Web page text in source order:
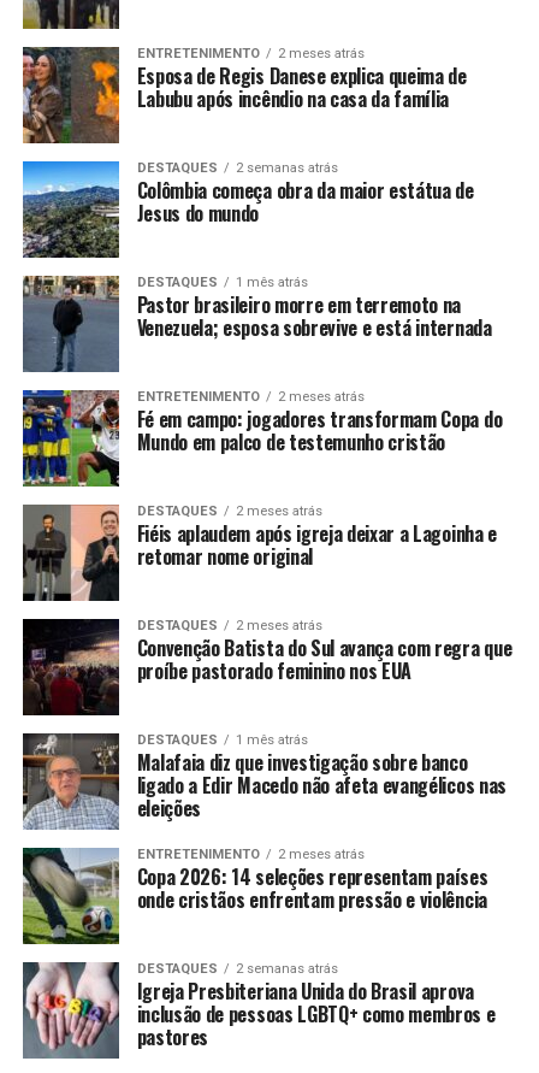
ENTRETENIMENTO 2 meses atrás
Esposa de Regis Danese explica queima de
Labubu após incêndio na casa da família
DESTAQUES 2 semanas atrás
Colômbia começa obra da maior estátua de
Jesus do mundo
DESTAQUES 1 mês atrás
Pastor brasileiro morre em terremoto na
Venezuela; esposa sobrevive e está internada
ENTRETENIMENTO 2 meses atrás
Fé em campo: jogadores transformam Copa do
Mundo em palco de testemunho cristão
DESTAQUES 2 meses atrás
Fiéis aplaudem após igreja deixar a Lagoinha e
retomar nome original
DESTAQUES 2 meses atrás
Convenção Batista do Sul avança com regra que
proíbe pastorado feminino nos EUA
DESTAQUES 1 mês atrás
Malafaia diz que investigação sobre banco
ligado a Edir Macedo não afeta evangélicos nas
eleições
ENTRETENIMENTO 2 meses atrás
Copa 2026: 14 seleções representam países
onde cristãos enfrentam pressão e violência
DESTAQUES 2 semanas atrás
Igreja Presbiteriana Unida do Brasil aprova
inclusão de pessoas LGBTQ+ como membros e
pastores